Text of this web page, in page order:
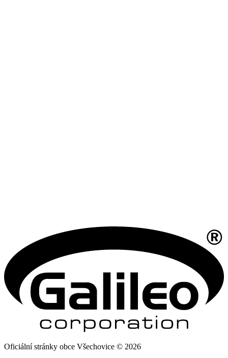
Oficiální stránky obce Všechovice © 2026